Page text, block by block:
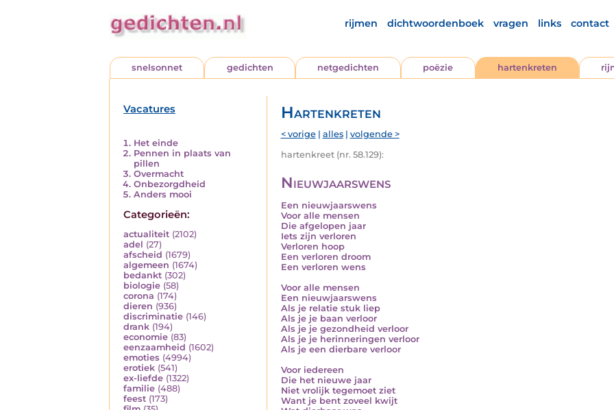
rijmen dichtwoordenboek vragen links contact
snelsonnet gedichten netgedichten poëzie hartenkreten
Vacatures
Het einde
Pennen in plaats van
pillen
Overmacht
Onbezorgdheid
Anders mooi
Categorieën:
actualiteit (2102)
adel (27)
afscheid (1679)
algemeen (1674)
bedankt (302)
biologie (58)
corona (174)
dieren (936)
discriminatie (146)
drank (194)
economie (83)
eenzaamheid (1602)
emoties (4994)
erotiek (541)
ex-liefde (1322)
familie (488)
feest (173)
Hartenkreten
< vorige| alles| volgende >
hartenkreet (nr. 58.129):
Nieuwjaarswens
Een nieuwjaarswens
Voor alle mensen
Die afgelopen jaar
Iets zijn verloren
Verloren hoop
Een verloren droom
Een verloren wens
Voor alle mensen
Een nieuwjaarswens
Als je relatie stuk liep
Als je je baan verloor
Als je je gezondheid verloor
Als je je herinneringen verloor
Als je een dierbare verloor
Voor iedereen
Die het nieuwe jaar
Niet vrolijk tegemoet ziet
Want je bent zoveel kwijt